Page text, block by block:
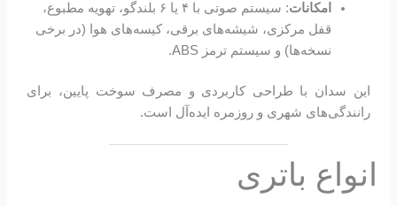
امکانات
: سیستم صوتی با ۴ یا ۶ بلندگو، تهویه مطبوع،
قفل مرکزی، شیشه‌های برقی، کیسه‌های هوا (در برخی
نسخه‌ها) و سیستم ترمز ABS.
این سدان با طراحی کاربردی و مصرف سوخت پایین، برای
رانندگی‌های شهری و روزمره ایده‌آل است.
انواع باتری